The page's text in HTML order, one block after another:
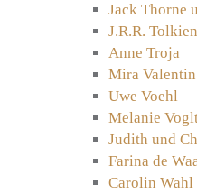
Jack Thorne
J.R.R. Tolkien
Anne Troja
Mira Valentin
Uwe Voehl
Melanie
Judith und
Farina de
Carolin Wahl